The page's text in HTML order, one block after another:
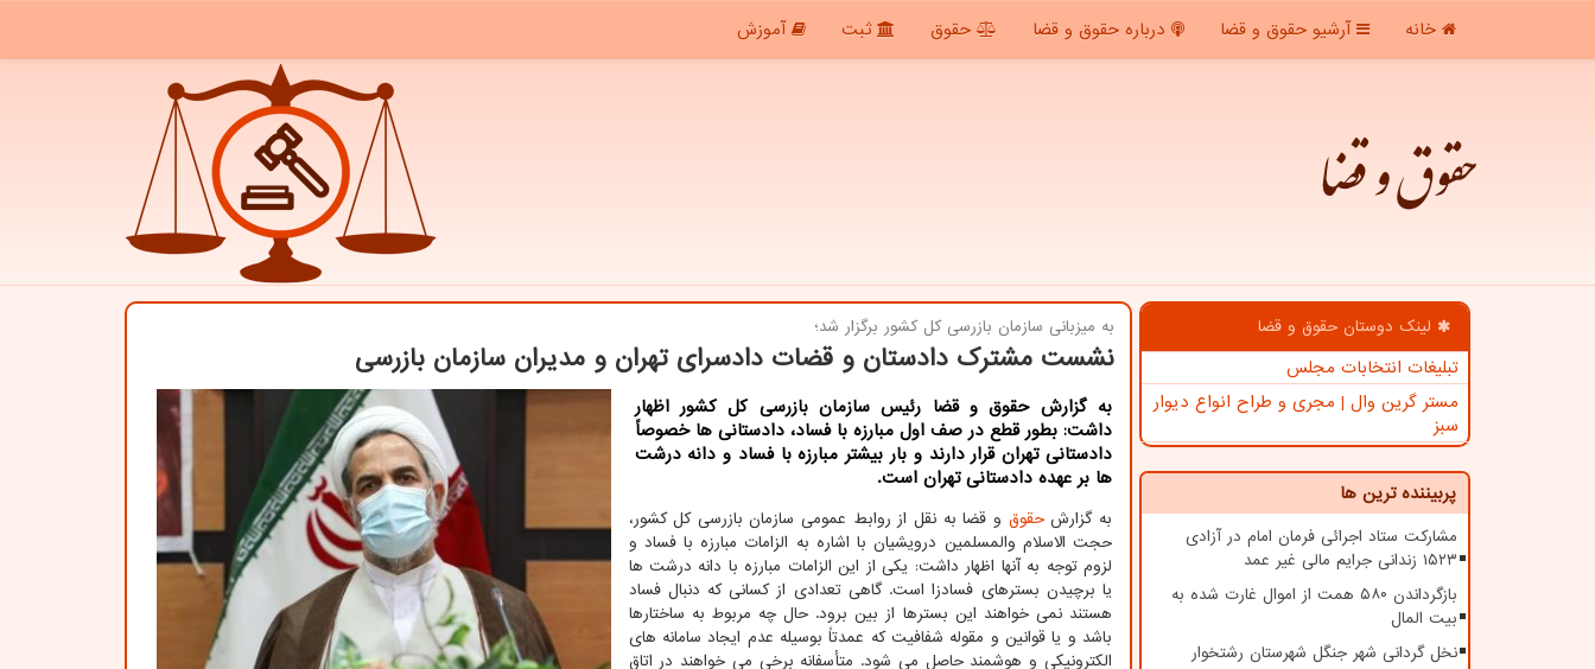
خانه آرشیو حقوق و قضا درباره حقوق و قضا حقوق ثبت آموزش
حقوق و قضا
لینک دوستان حقوق و قضا
تبلیغات انتخابات مجلس
مستر گرین وال | مجری و طراح انواع دیوار
سبز
پربیننده ترین ها
مشارکت ستاد اجرائی فرمان امام در آزادی
۱۵۲۳ زندانی جرایم مالی غیر عمد
بازگرداندن ۵۸۰ همت از اموال غارت شده به
بیت المال
نخل گردانی شهر جنگل شهرستان رشتخوار
به میزبانی سازمان بازرسی كل كشور برگزار شد؛
نشست مشترك دادستان و قضات دادسرای تهران و مدیران سازمان بازرسی
به گزارش حقوق و قضا رئیس سازمان بازرسی کل کشور اظهار
داشت: بطور قطع در صف اول مبارزه با فساد، دادستانی ها خصوصاً
دادستانی تهران قرار دارند و بار بیشتر مبارزه با فساد و دانه درشت
ها بر عهده دادستانی تهران است.
به گزارشحقوق و قضا به نقل از روابط عمومی سازمان بازرسی کل کشور،
حجت الاسلام والمسلمین درویشیان با اشاره به الزامات مبارزه با فساد و
لزوم توجه به آنها اظهار داشت: یکی از این الزامات مبارزه با دانه درشت ها
یا برچیدن بسترهای فسادزا است. گاهی تعدادی از کسانی که دنبال فساد
هستند نمی خواهند این بسترها از بین برود. حال چه مربوط به ساختارها
باشد و یا قوانین و مقوله شفافیت که عمدتاً بوسیله عدم ایجاد سامانه های
الکترونیکی و هوشمند حاصل می شود. متأسفانه برخی می خواهند در اتاق